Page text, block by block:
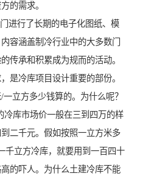
的需求。
进行了长期的电子化图纸、模
容涵盖制冷行业中的大多数门
传承和积累成为规而的活动。
是冷库项目设计重要的部份。
立方多少钱算的。为什么呢？
库市场价一般在三到四万的样
二千元。假如按照一立方米多
千立方冷库，就要用到一百四十
的吓人。为什么土建冷库不能